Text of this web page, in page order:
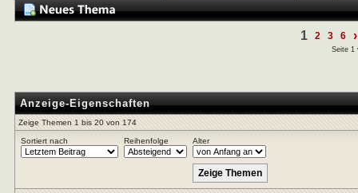
1 2 3 6 ›
Seite 1
Anzeige-Eigenschaften
Zeige Themen 1 bis 20 von 174
Sortiert nach Reihenfolge Alter